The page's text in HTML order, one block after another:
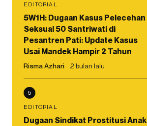
EDITORIAL
5W1H: Dugaan Kasus Pelecehan
Seksual 50 Santriwati di
Pesantren Pati: Update Kasus
Usai Mandek Hampir 2 Tahun
Risma Azhari 2 bulan lalu
5
EDITORIAL
Dugaan Sindikat Prostitusi Anak